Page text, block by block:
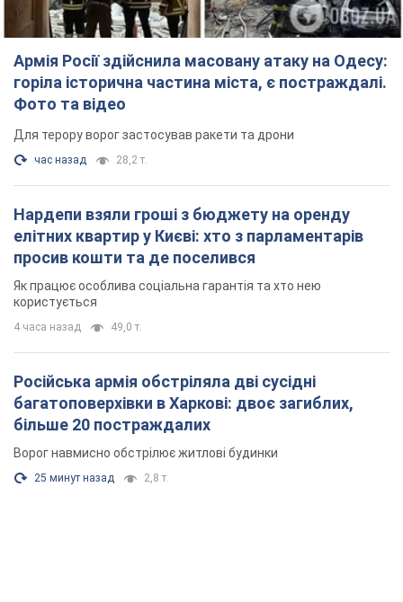
Армія Росії здійснила масовану атаку на Одесу:
горіла історична частина міста, є постраждалі.
Фото та відео
Для терору ворог застосував ракети та дрони
час назад 28,2 т.
Нардепи взяли гроші з бюджету на оренду
елітних квартир у Києві: хто з парламентарів
просив кошти та де поселився
Як працює особлива соціальна гарантія та хто нею
користується
4 часа назад 49,0 т.
Російська армія обстріляла дві сусідні
багатоповерхівки в Харкові: двоє загиблих,
більше 20 постраждалих
Ворог навмисно обстрілює житлові будинки
25 минут назад 2,8 т.